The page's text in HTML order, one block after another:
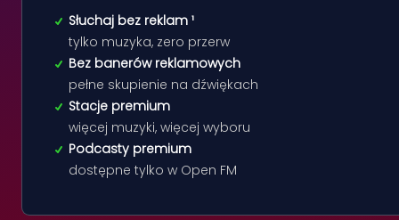
Słuchaj bez reklam ¹
tylko muzyka, zero przerw
Bez banerów reklamowych
pełne skupienie na dźwiękach
Stacje premium
więcej muzyki, więcej wyboru
Podcasty premium
dostępne tylko w Open FM